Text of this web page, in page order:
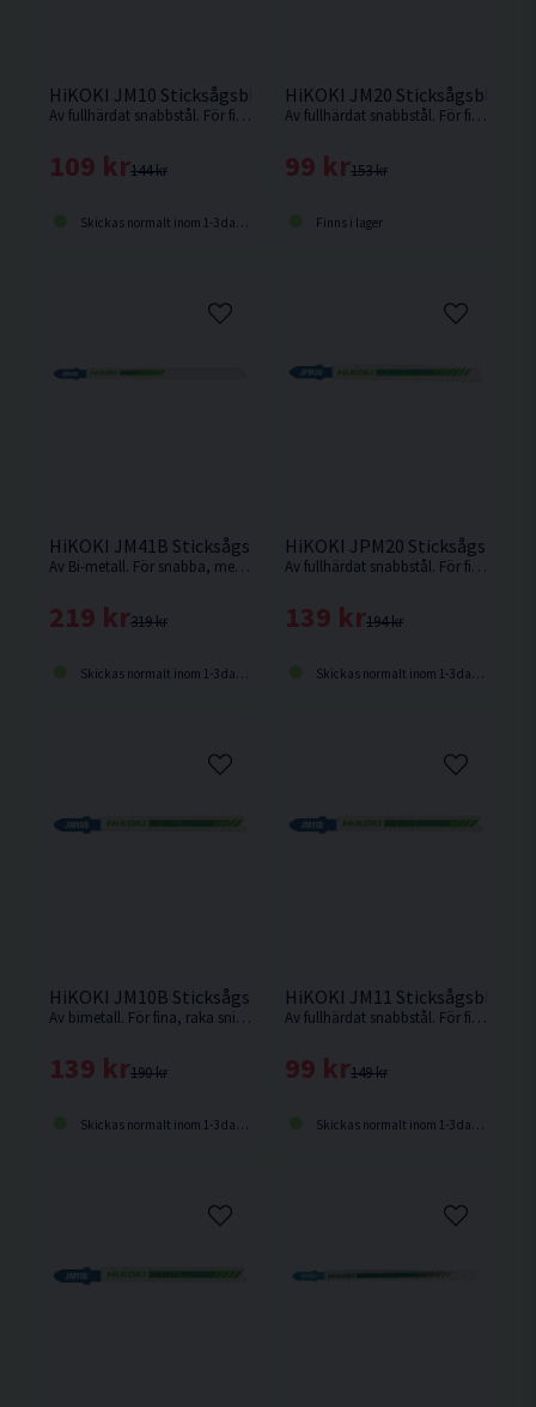
HiKOKI JM10 Sticksågsblad Metall 91,5x7,5mm (17-24TPI)
Av fullhärdat snabbstål. För fina, raka splitterfria snitt i kryssfaner, mjukt stål, metall, aluminium och ickejärn metaller
144 kr
109 kr
Skickas normalt inom 1-3 dagar
HiKOKI JM20 Sticksågsblad
Av fullhärdat snabbstål. För fina, raka splitterfria snitt i kryssfaner, mjukt stål, metall, aluminium och ickejärn metaller
153 kr
99 kr
Finns i lager
HiKOKI JM41B Sticksågsblad Metall 132x7,5mm (14TPI) 5st
Av Bi-metall. För snabba, medelgrova till grova snitt i trä, trä med spik, rör , profiler, ickejärn-metall, metall och aluminium etc.
319 kr
219 kr
Skickas normalt inom 1-3 dagar
HiKOKI JPM20 Sticksågsblad
Av fullhärdat snabbstål. För fina, raka splitterfria, snabba, medelgrova till grova snitt i hårdare material som trä med spik, metall, aluminium och i
194 kr
139 kr
Skickas normalt inom 1-3 dagar
HiKOKI JM10B Sticksågsblad Metall 100,4x7,5mm (17-
Av bimetall. För fina, raka snitt i kryssfaner, mjukt stål, aluminium, legeringar och plast
190 kr
139 kr
Skickas normalt inom 1-3 dagar
HiKOKI JM11 Sticksågsblad
Av fullhärdat snabbstål. För fina, raka splitterfria och precisa snitt i i hårdare material som trä med spik, metall, aluminium och ickejärn-metaller.
149 kr
99 kr
Skickas normalt inom 1-3 dagar